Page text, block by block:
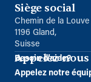
Siège social
Chemin de la Louve
1196 Gland,
Suisse
Appelez-nous
Besoin d’aide?
Appelez notre